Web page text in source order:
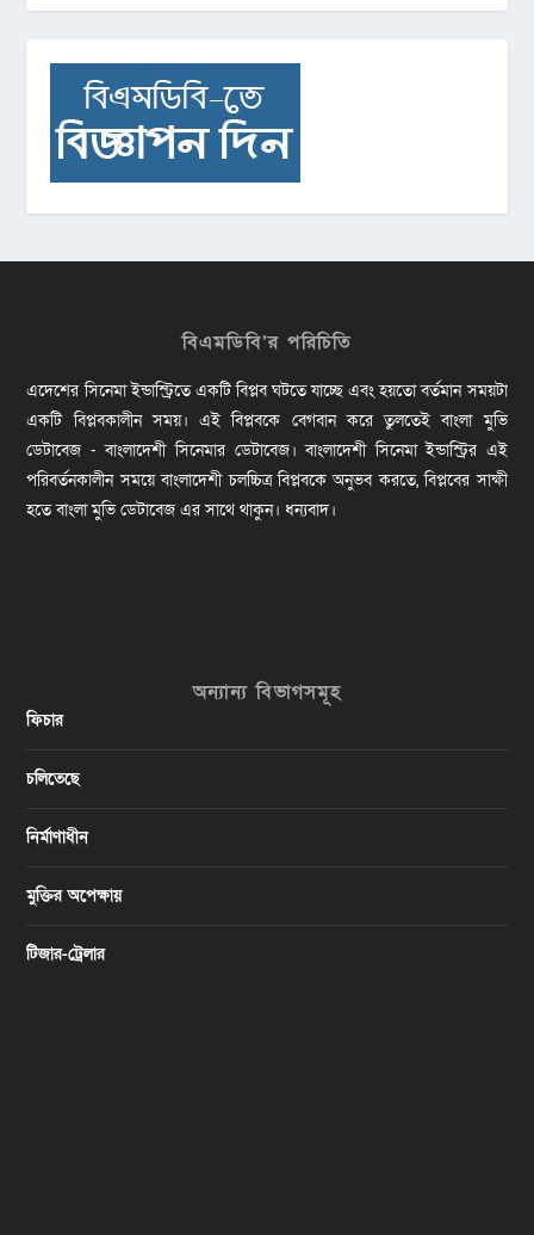
বিএমডিবি’র পরিচিতি
এদেশের সিনেমা ইন্ডাস্ট্রিতে একটি বিপ্লব ঘটতে যাচ্ছে এবং হয়তো বর্তমান সময়টা
একটি বিপ্লবকালীন সময়। এই বিপ্লবকে বেগবান করে তুলতেই বাংলা মুভি
ডেটাবেজ - বাংলাদেশী সিনেমার ডেটাবেজ। বাংলাদেশী সিনেমা ইন্ডাস্ট্রির এই
পরিবর্তনকালীন সময়ে বাংলাদেশী চলচ্চিত্র বিপ্লবকে অনুভব করতে, বিপ্লবের সাক্ষী
হতে বাংলা মুভি ডেটাবেজ এর সাথে থাকুন। ধন্যবাদ।
অন্যান্য বিভাগসমূহ
ফিচার
চলিতেছে
নির্মাণাধীন
মুক্তির অপেক্ষায়
টিজার-ট্রেলার